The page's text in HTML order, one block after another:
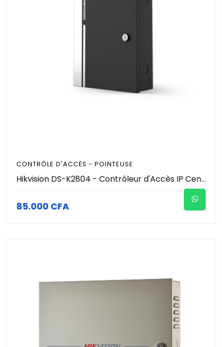
CONTRÔLE D'ACCÈS - POINTEUSE
Hikvision DS-K2804 - Contrôleur d'Accès IP Centralisé 4 Portes - 10k Cartes & 50k Événements - Communication TCP/IP & Wiegand - Anti-Passback - Coffret Métal Sécurisé
85.000 CFA